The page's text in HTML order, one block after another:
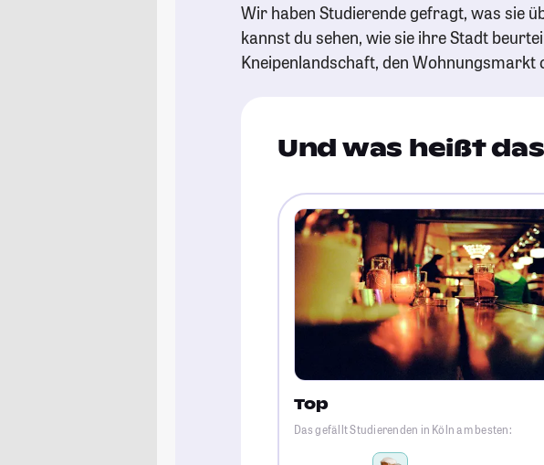
Wir haben Studierende gefragt, was sie
kannst du sehen, wie sie ihre Stadt
Kneipenlandschaft, den
Und was heißt
Top
Das gefällt Studierenden in Köln am besten: